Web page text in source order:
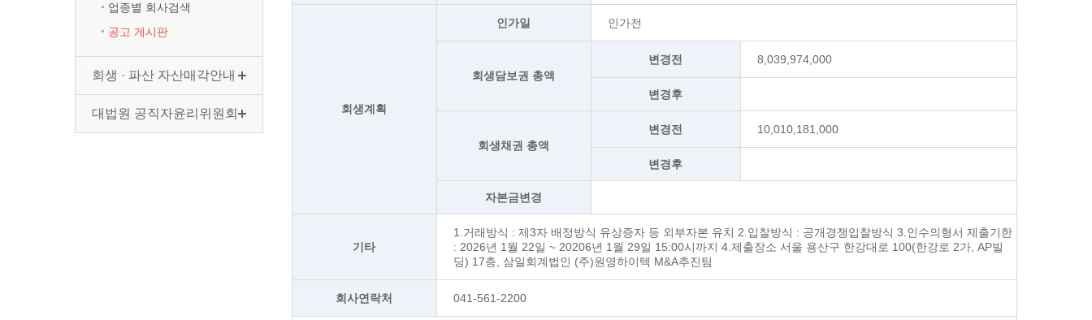
업종별 회사검색
공고 게시판
회생 · 파산 자산매각안내
대법원 공직자윤리위원회 회생계획
인가일 인가전
회생담보권 총액
변경전 8,039,974,000
변경후
회생채권 총액
변경전 10,010,181,000
변경후
자본금변경
기타
1.거래방식 : 제3자 배정방식 유상증자 등 외부자본 유치 2.입찰방식 : 공개경쟁입찰방식 3.인수의형서 제출기한
: 2026년 1월 22일 ~ 20206년 1월 29일 15:00시까지 4.제출장소 서울 용산구 한강대로 100(한강로 2가, AP빌
딩) 17층, 삼일회계법인 (주)원영하이텍 M&A추진팀
회사연락처 041-561-2200